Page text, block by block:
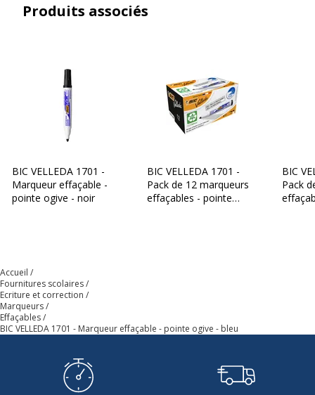
Produits associés
BIC VELLEDA 1701 -
Marqueur effaçable -
pointe ogive - noir
BIC VELLEDA 1701 -
Pack de 12 marqueurs
effaçables - pointe
BIC
Pack
Accueil
Fournitures scolaires
Ecriture et correction
Marqueurs
Effaçables
BIC VELLEDA 1701 - Marqueur effaçable - pointe ogive - bleu